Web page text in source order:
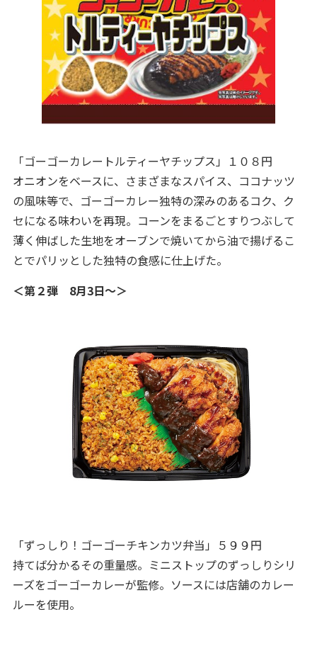
「ゴーゴーカレートルティーヤチップス」１０８円
オニオンをベースに、さまざまなスパイス、ココナッツ
の風味等で、ゴーゴーカレー独特の深みのあるコク、ク
セになる味わいを再現。コーンをまるごとすりつぶして
薄く伸ばした生地をオーブンで焼いてから油で揚げるこ
とでパリッとした独特の食感に仕上げた。
＜第２弾 8月3日～＞
「ずっしり！ゴーゴーチキンカツ弁当」５９９円
持てば分かるその重量感。ミニストップのずっしりシリ
ーズをゴーゴーカレーが監修。ソースには店舗のカレー
ルーを使用。